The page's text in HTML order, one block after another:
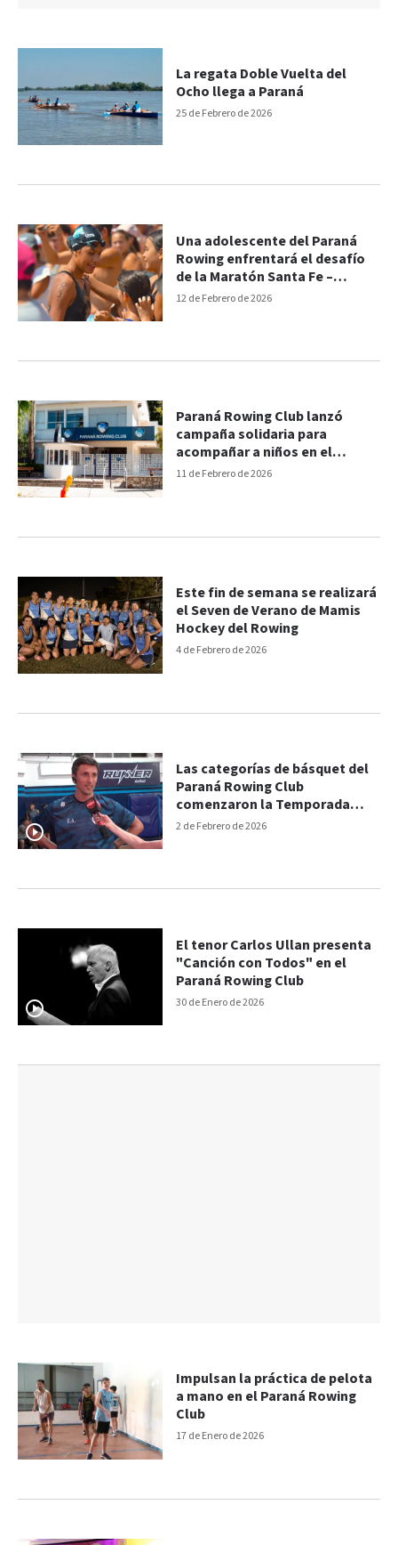
25 de Febrero de 2026
La regata Doble Vuelta del
Ocho llega a Paraná
12 de Febrero de 2026
Una adolescente del Paraná
Rowing enfrentará el desafío
de la Maratón Santa Fe –
Coronda
11 de Febrero de 2026
Paraná Rowing Club lanzó
campaña solidaria para
acompañar a niños en el
regreso a clases
4 de Febrero de 2026
Este fin de semana se realizará
el Seven de Verano de Mamis
Hockey del Rowing
2 de Febrero de 2026
Las categorías de básquet del
Paraná Rowing Club
comenzaron la Temporada
2026
30 de Enero de 2026
El tenor Carlos Ullan presenta
"Canción con Todos" en el
Paraná Rowing Club
17 de Enero de 2026
Impulsan la práctica de pelota
a mano en el Paraná Rowing
Club